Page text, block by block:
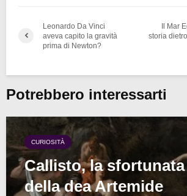
Leonardo Da Vinci
aveva capito la gravità
prima di Newton?
Il Mar
storia
Potrebbero interessarti
CURIOSITÀ
Callisto, la
della dea Artemide